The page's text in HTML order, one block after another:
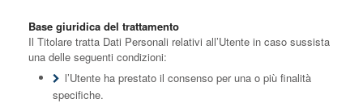
Base giuridica del trattamento
Il Titolare tratta Dati Personali relativi all’Utente in caso sussista
una delle seguenti condizioni:
l’Utente ha prestato il consenso per una o più finalità
specifiche.